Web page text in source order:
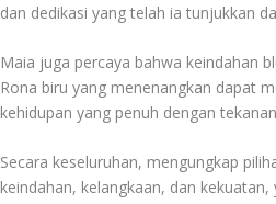
dan dedikasi yang telah ia tunjukkan
Maia juga percaya bahwa keindahan
Rona biru yang menenangkan dapat
kehidupan yang penuh dengan
Secara keseluruhan, mengungkap
keindahan, kelangkaan, dan